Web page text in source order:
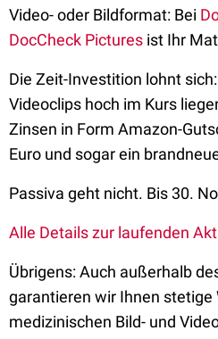
Video- oder Bildformat: Bei
DocCheck Pictures ist Ihr
Die Zeit-Investition lohnt
Videoclips hoch im Kurs
Zinsen in Form Amazon-
Euro und sogar ein
Passiva geht nicht. Bis 30.
Alle Details zur laufenden
Übrigens: Auch außerhalb
garantieren wir Ihnen
medizinischen Bild- und